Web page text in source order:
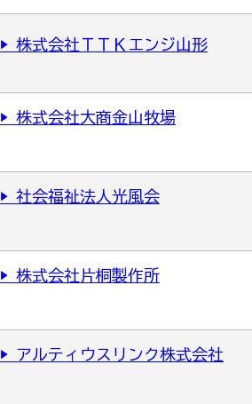
▶ 株式会社ＴＴＫエンジ山形
▶ 株式会社大商金山牧場
▶ 社会福祉法人光風会
▶ 株式会社片桐製作所
▶ アルティウスリンク株式会社